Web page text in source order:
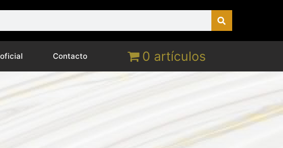
Contacto 0 artículos